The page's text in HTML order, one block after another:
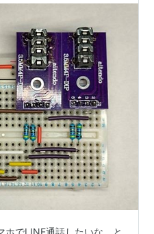
でLINE通話したいな、と